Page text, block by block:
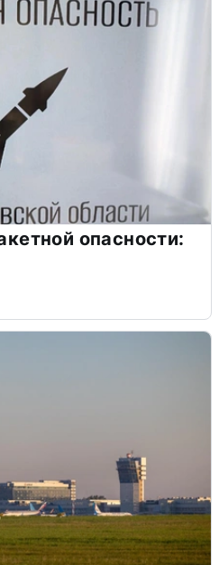
опасности: